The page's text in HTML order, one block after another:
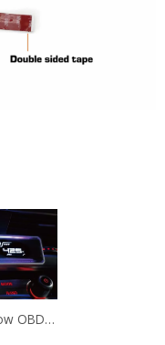
Shadow OBD2 Diagnoseschirm mit mehreren Funktionen